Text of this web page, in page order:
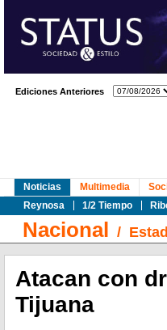
Ediciones Anteriores
Noticias
Reynosa
1/2 Tiempo
Multimedia
Nacional /
Atacan con
Tijuana